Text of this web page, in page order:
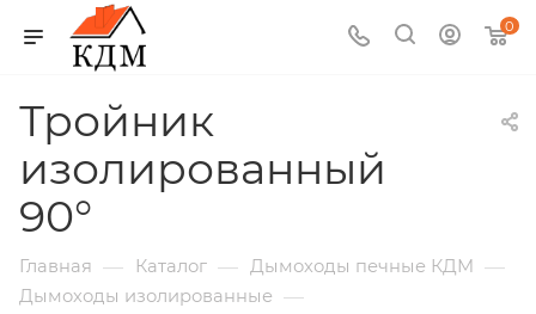
0
Тройник
изолированный
90°
Главная — Каталог — Дымоходы печные КДМ —
Дымоходы изолированные —